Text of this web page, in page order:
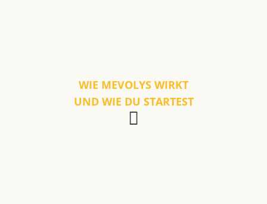
WIE MEVOLYS WIRKT
UND WIE DU STARTEST